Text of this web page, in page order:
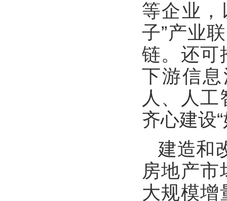
等企业
子”产业
链。还可
下游信
人、人
齐心建设
建造和
房地产市
大规模增